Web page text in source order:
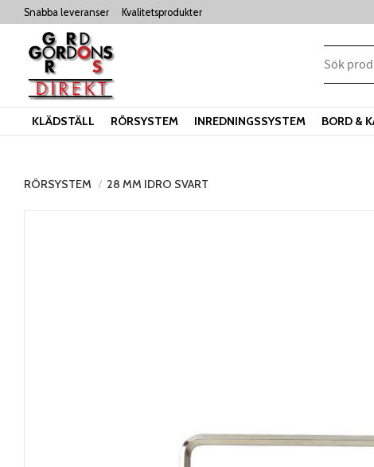
Snabba leveranser Kvalitetsprodukter
KLÄDSTÄLL RÖRSYSTEM INREDNINGSSYSTEM BORD &
RÖRSYSTEM 28 MM IDRO SVART